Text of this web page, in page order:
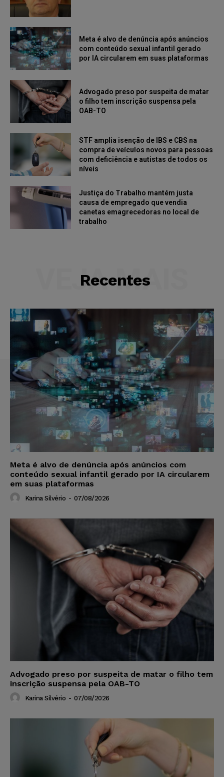
Meta é alvo de denúncia após anúncios
com conteúdo sexual infantil gerado
por IA circularem em suas plataformas
Advogado preso por suspeita de matar
o filho tem inscrição suspensa pela
OAB-TO
STF amplia isenção de IBS e CBS na
compra de veículos novos para pessoas
com deficiência e autistas de todos os
níveis
Justiça do Trabalho mantém justa
causa de empregado que vendia
canetas emagrecedoras no local de
trabalho
Recentes
VEJA MAIS
Meta é alvo de denúncia após anúncios com
conteúdo sexual infantil gerado por IA circularem
em suas plataformas
Karina Silvério - 07/08/2026
Advogado preso por suspeita de matar o filho tem
inscrição suspensa pela OAB-TO
Karina Silvério - 07/08/2026